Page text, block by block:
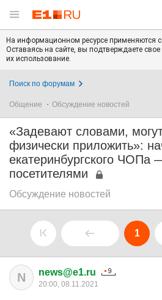
На информационном ресурсе применяются
Оставаясь на сайте, вы подтверждаете свое
их использование.
Поиск по форумам
Общение Обсуждение новостей
«Задевают словами,
физически приложить»:
екатеринбургского ЧОПа
посетителями
Обсуждение новостей
1
N news@e1.ru
20:00, 08.11.2021